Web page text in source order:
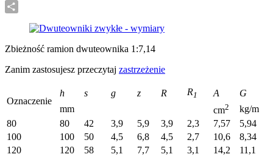
Translate
Print
Zbieżność ramion dwuteownika 1:7,14
Zanim zastosujesz przeczytaj zastrzeżenie
Oznaczenie
h s g z R R1 A
G
mm
cm2
kg/m
80
80 42 3,9 5,9 3,9 2,3 7,57
5,94
100
100 50 4,5 6,8 4,5 2,7 10,6
8,34
120
120 58 5,1 7,7 5,1 3,1 14,2
11,1